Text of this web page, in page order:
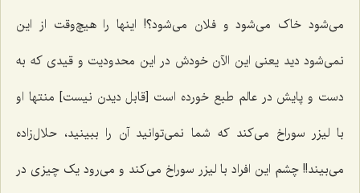
می‌شود خاک می‌شود و فلان می‌شود؟! اینها را هیچ‌وقت از این
نمی‌شود دید یعنی این الآن خودش در این محدودیت و قیدی که به
دست و پایش در عالم طبع خورده است [قابل دیدن نیست] منتها او
با لیزر سوراخ می‌کند که شما نمی‌توانید آن را ببینید، حلال‌زاده
می‌بیند!! چشم این افراد با لیزر سوراخ می‌کند و می‌رود یک چیزی در